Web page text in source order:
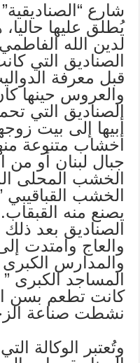
شارع
يُطلق عليها
لدين الله
الصناديق التي
قبل معرفة
والعروس حينها
الصناديق التي
أبيها إلى بيت
أخشاب متنوعة
جبال لبنان أو من
الخشب المحلى
الخشب
يصنع منه
الصناديق بعد
والعاج وامتدت
والمدارس
المساجد الكبرى
كانت تطعم بسن
نشطت صناعة
وتُعتبر الوكالة